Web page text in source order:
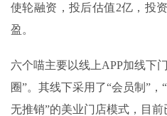
使轮融资，投后估值2亿，投
盈。
六个喵主要以线上APP加线下
圈”。其线下采用了“会员制”，
无推销”的美业门店模式，目